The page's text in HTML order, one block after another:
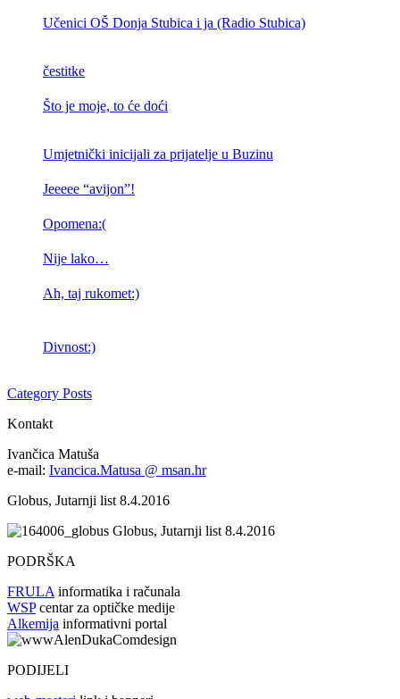
Učenici OŠ Donja Stubica i ja (Radio Stubica)
čestitke
Što je moje, to će doći
Umjetnički inicijali za prijatelje u Buzinu
Jeeeee “avijon”!
Opomena:(
Nije lako…
Ah, taj rukomet:)
Divnost:)
Category Posts
Kontakt
Ivančica Matuša
e-mail: Ivancica.Matusa @ msan.hr
Globus, Jutarnji list 8.4.2016
Globus, Jutarnji list 8.4.2016
PODRŠKA
FRULA informatika i računala
WSPcentar za optičke medije
Alkemija informativni portal
PODIJELI